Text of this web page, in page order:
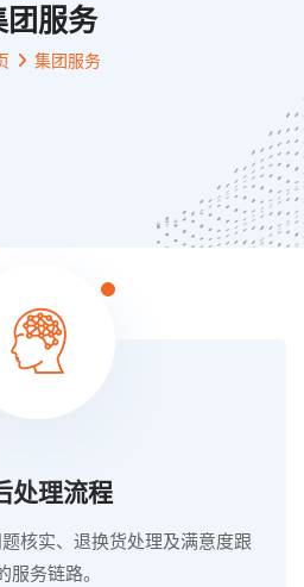
团服务
集团服务
处理流程
核实、退换货处理及满意度跟
服务链路。